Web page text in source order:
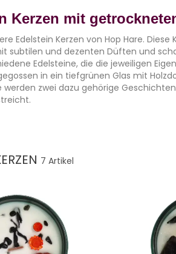
Kerzen mit
Edelstein Kerzen von Hop Hare.
subtilen und dezenten Düften und
Edelsteine, die die jeweiligen
in ein tiefgrünen Glas mit
werden zwei dazu gehörige
7 Artikel